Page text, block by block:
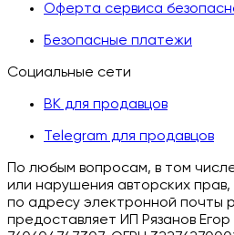
Оферта сервиса
Безопасные платежи
Социальные сети
ВК для продавцов
Telegram для продавцов
По любым вопросам, в том
или нарушения авторских
по адресу электронной почты
предоставляет ИП Рязанов